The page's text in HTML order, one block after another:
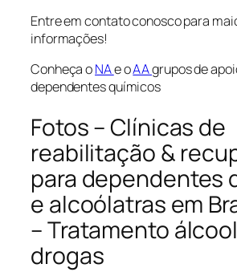
Entre em contato conosco para
informações!
Conheça oNAe oAAgrupos de
dependentes químicos
Fotos – Clínicas de
reabilitação &
para dependentes
e alcoólatras em
– Tratamento
drogas